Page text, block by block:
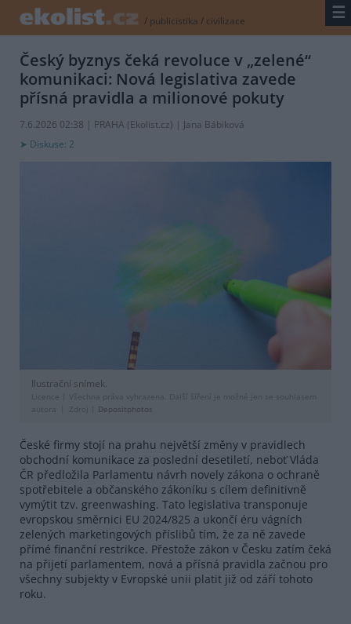
/ publicistika / civilizace ☰
Český byznys čeká revoluce v „zelené“
komunikaci: Nová legislativa zavede
přísná pravidla a milionové pokuty
7.6.2026 02:38 | PRAHA (Ekolist.cz) | Jana Bábiková
Diskuse: 2
Ilustrační snímek.
Licence |
Všechna práva vyhrazena. Další šíření je možné jen se souhlasem
autora
Zdroj | Depositphotos
České firmy stojí na prahu největší změny v pravidlech
obchodní komunikace za poslední desetiletí, neboť Vláda
ČR předložila Parlamentu návrh novely zákona o ochraně
spotřebitele a občanského zákoníku s cílem definitivně
vymýtit tzv. greenwashing. Tato legislativa transponuje
evropskou směrnici EU 2024/825 a ukončí éru vágních
zelených marketingových příslibů tím, že za ně zavede
přímé finanční restrikce. Přestože zákon v Česku zatím čeká
na přijetí parlamentem, nová a přísná pravidla začnou pro
všechny subjekty v Evropské unii platit již od září tohoto
roku.